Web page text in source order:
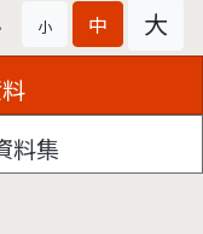
小 中 大
料集